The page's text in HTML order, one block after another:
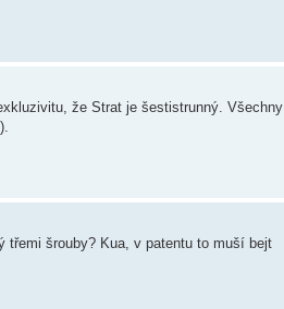
že Strat je šestistrunný. Všechny
třemi šrouby? Kua, v patentu to muší bejt